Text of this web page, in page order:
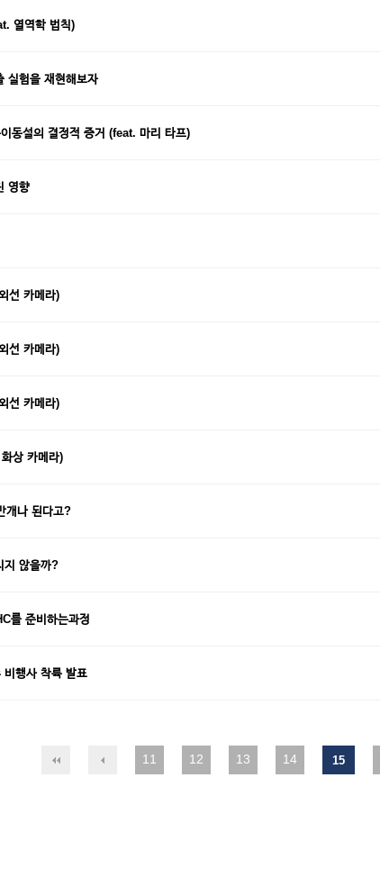
열역학 법칙)
실험을 재현해보자
동설의 결정적 증거 (feat. 마리 타프)
영향
선 카메라)
선 카메라)
선 카메라)
상 카메라)
개나 된다고?
지 않을까?
를 준비하는과정
행사 착륙 발표
11 12 13 14 15